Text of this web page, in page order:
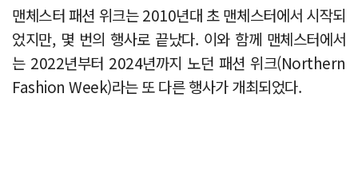
맨체스터 패션 위크는 2010년대 초 맨체스터에서 시작되
었지만, 몇 번의 행사로 끝났다. 이와 함께 맨체스터에서
는 2022년부터 2024년까지 노던 패션 위크(Northern
Fashion Week)라는 또 다른 행사가 개최되었다.